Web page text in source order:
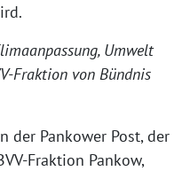
Umwelt
Fraktion von Bündnis
der Pankower Post, der
Fraktion Pankow,